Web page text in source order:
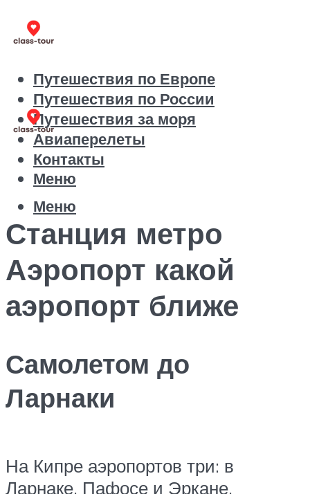
Путешествия по Европе
Путешествия по России
Путешествия за моря
Авиаперелеты
Контакты
Меню
Меню
Станция метро
Аэропорт какой
аэропорт ближе
Самолетом до
Ларнаки
На Кипре аэропортов три: в
Ларнаке, Пафосе и Эркане.